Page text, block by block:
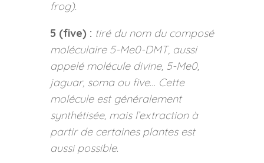
frog).
5 (five) : tiré du nom du composé
moléculaire 5-Me0-DMT, aussi
appelé molécule divine, 5-Me0,
jaguar, soma ou five… Cette
molécule est généralement
synthétisée, mais l’extraction à
partir de certaines plantes est
aussi possible.